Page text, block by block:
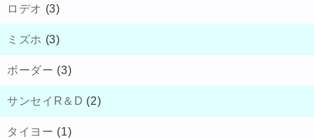
ロデオ (3)
ミズホ (3)
ボーダー (3)
サンセイR＆D (2)
タイヨー (1)